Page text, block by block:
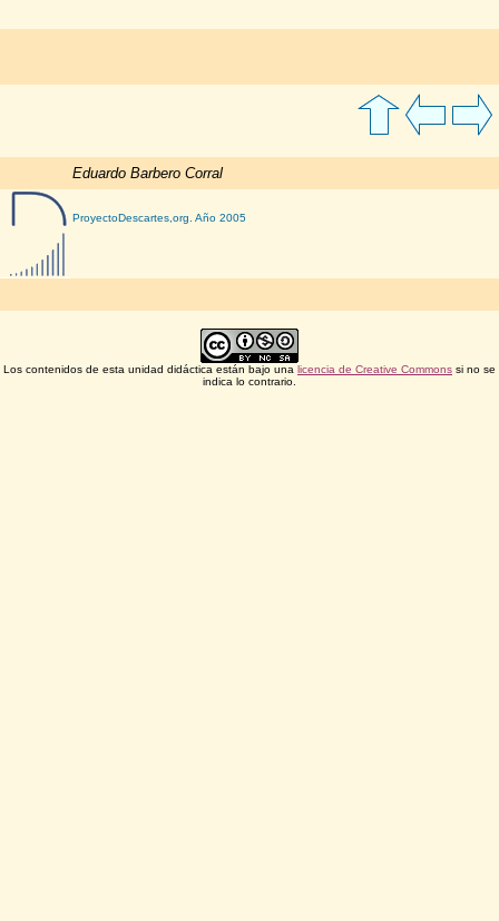
Eduardo Barbero Corral
ProyectoDescartes,org . Año 2005
Los contenidos de esta unidad didáctica están bajo una licencia de Creative Commons si no se
indica lo contrario.